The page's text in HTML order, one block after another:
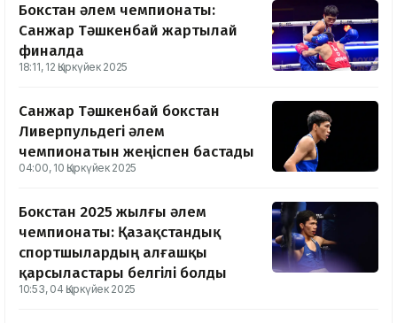
Бокстан әлем чемпионаты:
Санжар Тәшкенбай жартылай
финалда
18:11, 12 Қыркүйек 2025
Санжар Тәшкенбай бокстан
Ливерпульдегі әлем
чемпионатын жеңіспен бастады
04:00, 10 Қыркүйек 2025
Бокстан 2025 жылғы әлем
чемпионаты: Қазақстандық
спортшылардың алғашқы
қарсыластары белгілі болды
10:53, 04 Қыркүйек 2025